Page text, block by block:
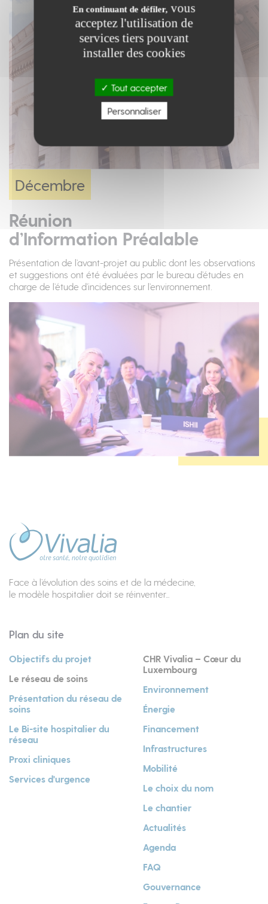
Décembre
Réunion
d’Information Préalable
Présentation de l’avant-projet au public dont les observations
et suggestions ont été évaluées par le bureau d’études en
charge de l’étude d’incidences sur l’environnement.
Face à l’évolution des soins et de la médecine,
le modèle hospitalier doit se réinventer...
Plan du site
Objectifs du projet
Le réseau de soins
Présentation du réseau de
soins
Le Bi-site hospitalier du
réseau
Proxi cliniques
Services d'urgence
CHR Vivalia – Cœur du
Luxembourg
Environnement
Énergie
Financement
Infrastructures
Mobilité
Le choix du nom
Le chantier
Actualités
Agenda
FAQ
Gouvernance
En continuant de défiler, vous
acceptez l'utilisation de
services tiers pouvant
installer des cookies
Tout accepter
Personnaliser